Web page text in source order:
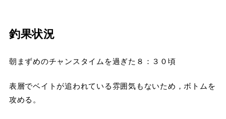
釣果状況
朝まずめのチャンスタイムを過ぎた８：３０頃
表層でベイトが追われている雰囲気もないため，ボトムを
攻める。